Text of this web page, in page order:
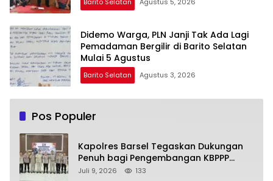
Didemo Warga, PLN Janji Tak Ada Lagi
Pemadaman Bergilir di Barito Selatan
Mulai 5 Agustus
Barito Selatan Agustus 3, 2026
Pos Populer
Kapolres Barsel Tegaskan Dukungan
Penuh bagi Pengembangan KBPPP
Kalimantan Tengah
Juli 9, 2026 133